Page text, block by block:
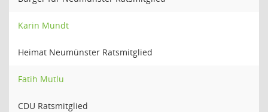
Karin Mundt
Heimat Neumünster Ratsmitglied
Fatih Mutlu
CDU Ratsmitglied